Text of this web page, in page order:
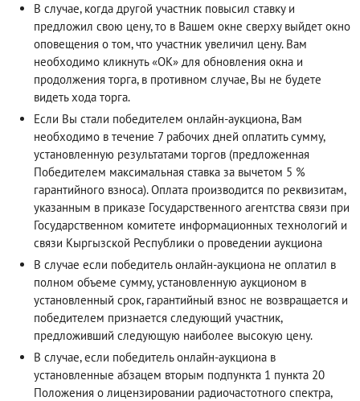
В случае, когда другой участник повысил ставку и
предложил свою цену, то в Вашем окне сверху выйдет окно
оповещения о том, что участник увеличил цену. Вам
необходимо кликнуть «ОК» для обновления окна и
продолжения торга, в противном случае, Вы не будете
видеть хода торга.
Если Вы стали победителем онлайн-аукциона, Вам
необходимо в течение 7 рабочих дней оплатить сумму,
установленную результатами торгов (предложенная
Победителем максимальная ставка за вычетом 5 %
гарантийного взноса). Оплата производится по реквизитам,
указанным в приказе Государственного агентства связи при
Государственном комитете информационных технологий и
связи Кыргызской Республики о проведении аукциона
В случае если победитель онлайн-аукциона не оплатил в
полном объеме сумму, установленную аукционом в
установленный срок, гарантийный взнос не возвращается и
победителем признается следующий участник,
предложивший следующую наиболее высокую цену.
В случае, если победитель онлайн-аукциона в
установленные абзацем вторым подпункта 1 пункта 20
Положения о лицензировании радиочастотного спектра,